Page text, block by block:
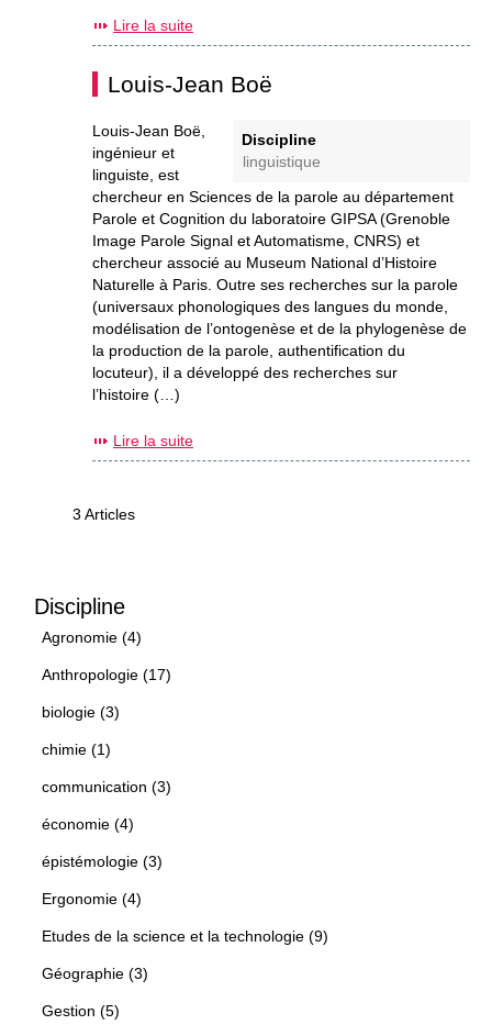
Lire la suite
Louis-Jean Boë
Discipline
linguistique
Louis-Jean Boë,
ingénieur et
linguiste, est
chercheur en Sciences de la parole au département
Parole et Cognition du laboratoire GIPSA (Grenoble
Image Parole Signal et Automatisme, CNRS) et
chercheur associé au Museum National d’Histoire
Naturelle à Paris. Outre ses recherches sur la parole
(universaux phonologiques des langues du monde,
modélisation de l’ontogenèse et de la phylogenèse de
la production de la parole, authentification du
locuteur), il a développé des recherches sur
l’histoire (…)
Lire la suite
3 Articles
Discipline
Agronomie (4)
Anthropologie (17)
biologie (3)
chimie (1)
communication (3)
économie (4)
épistémologie (3)
Ergonomie (4)
Etudes de la science et la technologie (9)
Géographie (3)
Gestion (5)